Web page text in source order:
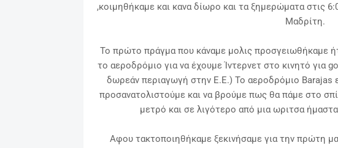
,κοιμηθήκαμε και κανα δίωρο και τα ξημερώματα στις
Μαδρίτη.
Το πρώτο πράγμα που κάναμε μολις προσγειωθήκαμε
το αεροδρόμιο για να έχουμε Ίντερνετ στο κινητό για
δωρεάν περιαγωγή στην Ε.Ε.) Το αεροδρόμιο Barajas
προσανατολιστούμε και να βρούμε πως θα πάμε στο
μετρό και σε λιγότερο από μια ωριτσα
Αφου τακτοποιηθήκαμε ξεκινήσαμε για την πρώτη